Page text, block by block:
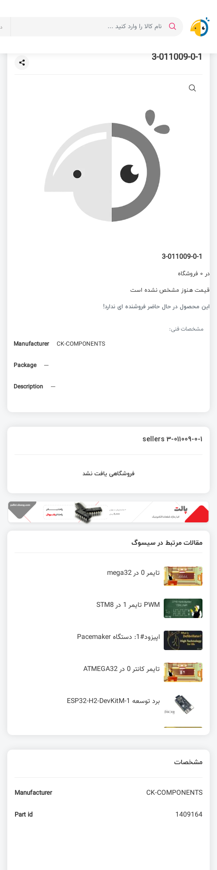
3-011009-0-1
3-011009-0-1
در 0 فروشگاه
قیمت هنوز مشخص نشده است
این محصول در حال حاضر فروشنده ای ندارد!
مشخصات فنی:
Manufacturer
CK-COMPONENTS
Package ---
Description ---
sellers 3-011009-0-1
فروشگاهی یافت نشد
مقالات مرتبط در سیسوگ
تایمر 0 در mega32
PWM تایمر 1 در STM8
اپیزود#1: دستگاه Pacemaker
تایمر کانتر 0 در ATMEGA32
برد توسعه ESP32-H2-DevKitM-1
پروژه راه اندازی 3 LED و کنترل آنها با کامپیوتر : لذت
مشخصات
Manufacturer CK-COMPONENTS
Part id 1409164